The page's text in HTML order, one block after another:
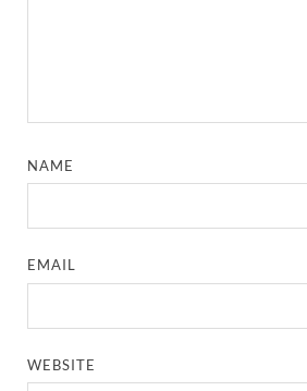
NAME
EMAIL
WEBSITE